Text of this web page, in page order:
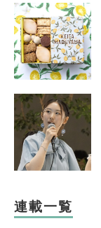
連載一覧